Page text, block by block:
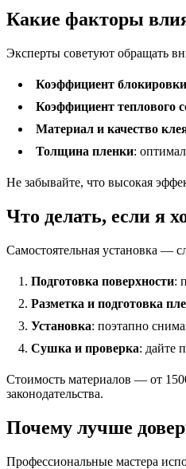
Какие факторы
Эксперты советуют обращать
Коэффициент
Коэффициент теплового
Материал и качество
Толщина пленки:
Не забывайте, что высокая
Что делать, если я
Самостоятельная установка —
Подготовка поверхности:
Разметка и подготовка
Установка: поэтапно
Сушка и проверка: дайте
Стоимость материалов — от
законодательства.
Почему лучше
Профессиональные мастера